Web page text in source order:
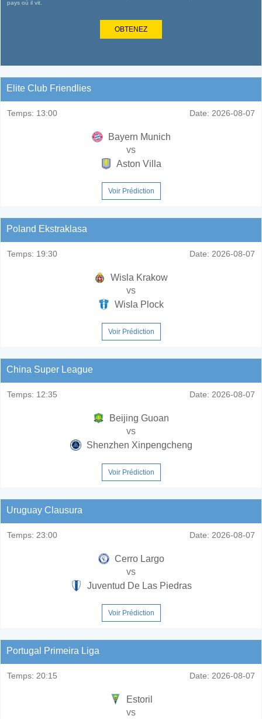
pays où il vit.
OBTENEZ
Elite Club Friendlies
Temps: 13:00 Date: 2026-08-07
Bayern Munich
vs
Aston Villa
Voir Prédiction
Poland Ekstraklasa
Temps: 19:30 Date: 2026-08-07
Wisla Krakow
vs
Wisla Plock
Voir Prédiction
China Super League
Temps: 12:35 Date: 2026-08-07
Beijing Guoan
vs
Shenzhen Xinpengcheng
Voir Prédiction
Uruguay Clausura
Temps: 23:00 Date: 2026-08-07
Cerro Largo
vs
Juventud De Las Piedras
Voir Prédiction
Portugal Primeira Liga
Temps: 20:15 Date: 2026-08-07
Estoril
vs